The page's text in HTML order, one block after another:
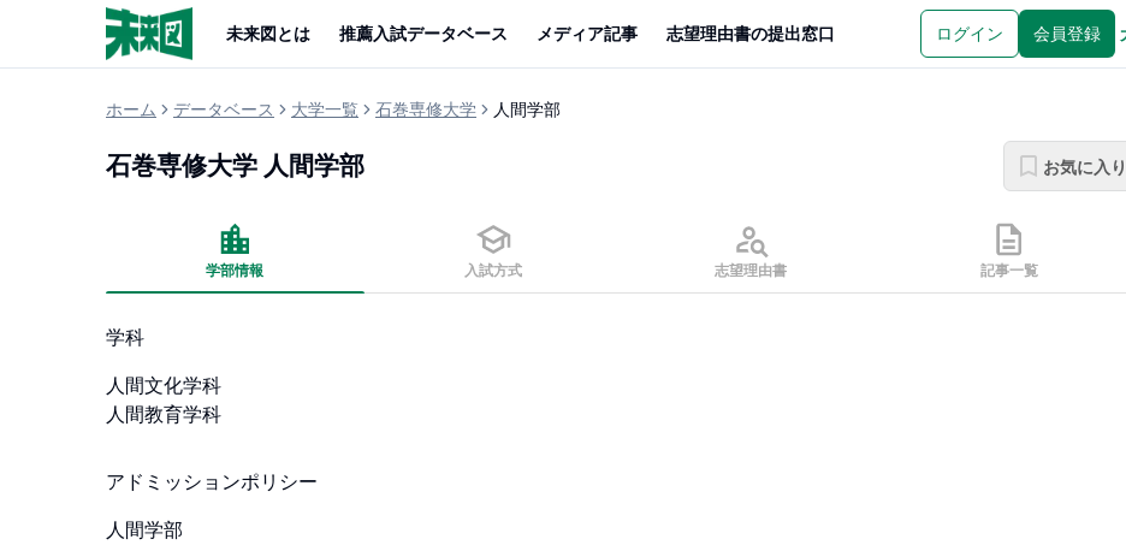
未来図とは 推薦入試データベース メディア記事 志望理由書の提出窓口 ログイン 会員登録
ホーム データベース 大学一覧 石巻専修大学 人間学部
石巻専修大学 人間学部 お気に入り
学部情報 入試方式 志望理由書 記事一覧
学科
人間文化学科
人間教育学科
アドミッションポリシー
人間学部